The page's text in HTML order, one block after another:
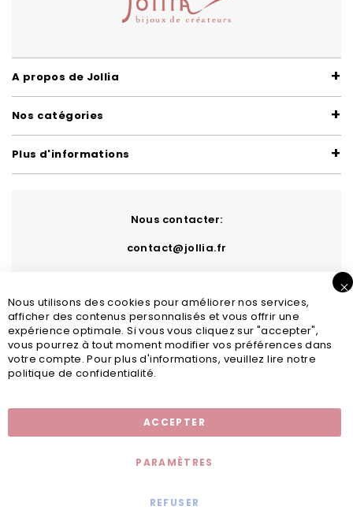
A propos de Jollia
Nos catégories
Plus d'informations
Nous contacter:
contact@jollia.fr
Nous utilisons des cookies pour améliorer nos services,
afficher des contenus personnalisés et vous offrir une
expérience optimale. Si vous vous cliquez sur "accepter",
vous pourrez à tout moment modifier vos préférences dans
votre compte. Pour plus d'informations, veuillez lire notre
politique de confidentialité.
ACCEPTER
PARAMÈTRES
REFUSER